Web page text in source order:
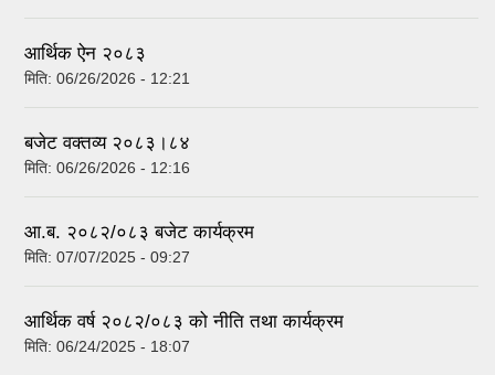
आर्थिक ऐन २०८३
मिति: 06/26/2026 - 12:21
बजेट वक्तव्य २०८३।८४
मिति: 06/26/2026 - 12:16
आ.ब. २०८२/०८३ बजेट कार्यक्रम
मिति: 07/07/2025 - 09:27
आर्थिक वर्ष २०८२/०८३ को नीति तथा कार्यक्रम
मिति: 06/24/2025 - 18:07